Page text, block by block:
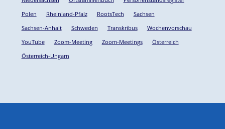
Polen
Rheinland-Pfalz RootsTech
Sachsen
Sachsen-Anhalt
Schweden Transkribus
Wochenvorschau
YouTube
Zoom-Meeting Zoom-Meetings
Österreich
Österreich-Ungarn